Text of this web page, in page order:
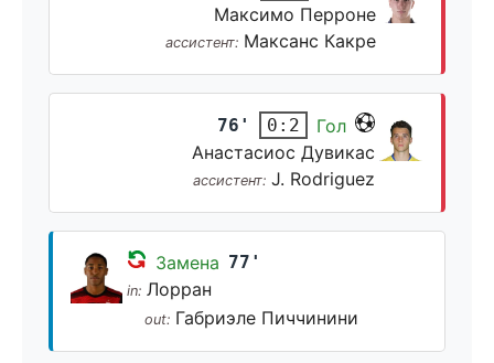
Максимо Перроне
ассистент: Максанс Какре
76' 0:2
Гол
Анастасиос Дувикас
ассистент: J. Rodriguez
Замена 77'
in: Лорран
out: Габриэле Пиччинини